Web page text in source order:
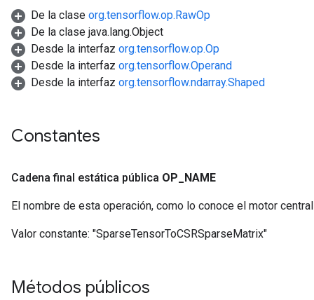
De la clase org.tensorflow.op.RawOp
De la clase java.lang.Object
Desde la interfaz org.tensorflow.op.Op
Desde la interfaz org.tensorflow.Operand
Desde la interfaz org.tensorflow.ndarray.Shaped
Constantes
Cadena final estática pública OP NAME
El nombre de esta operación, como lo conoce el motor
Valor constante: "SparseTensorToCSRSparseMatrix"
Métodos públicos